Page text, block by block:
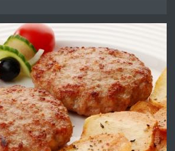
АПАРТАМЕНТ В ЦЕНТЪРА НА ГР.
ХАСКОВО
преди 5 дни
Давам гараж под наем
преди 5 дни